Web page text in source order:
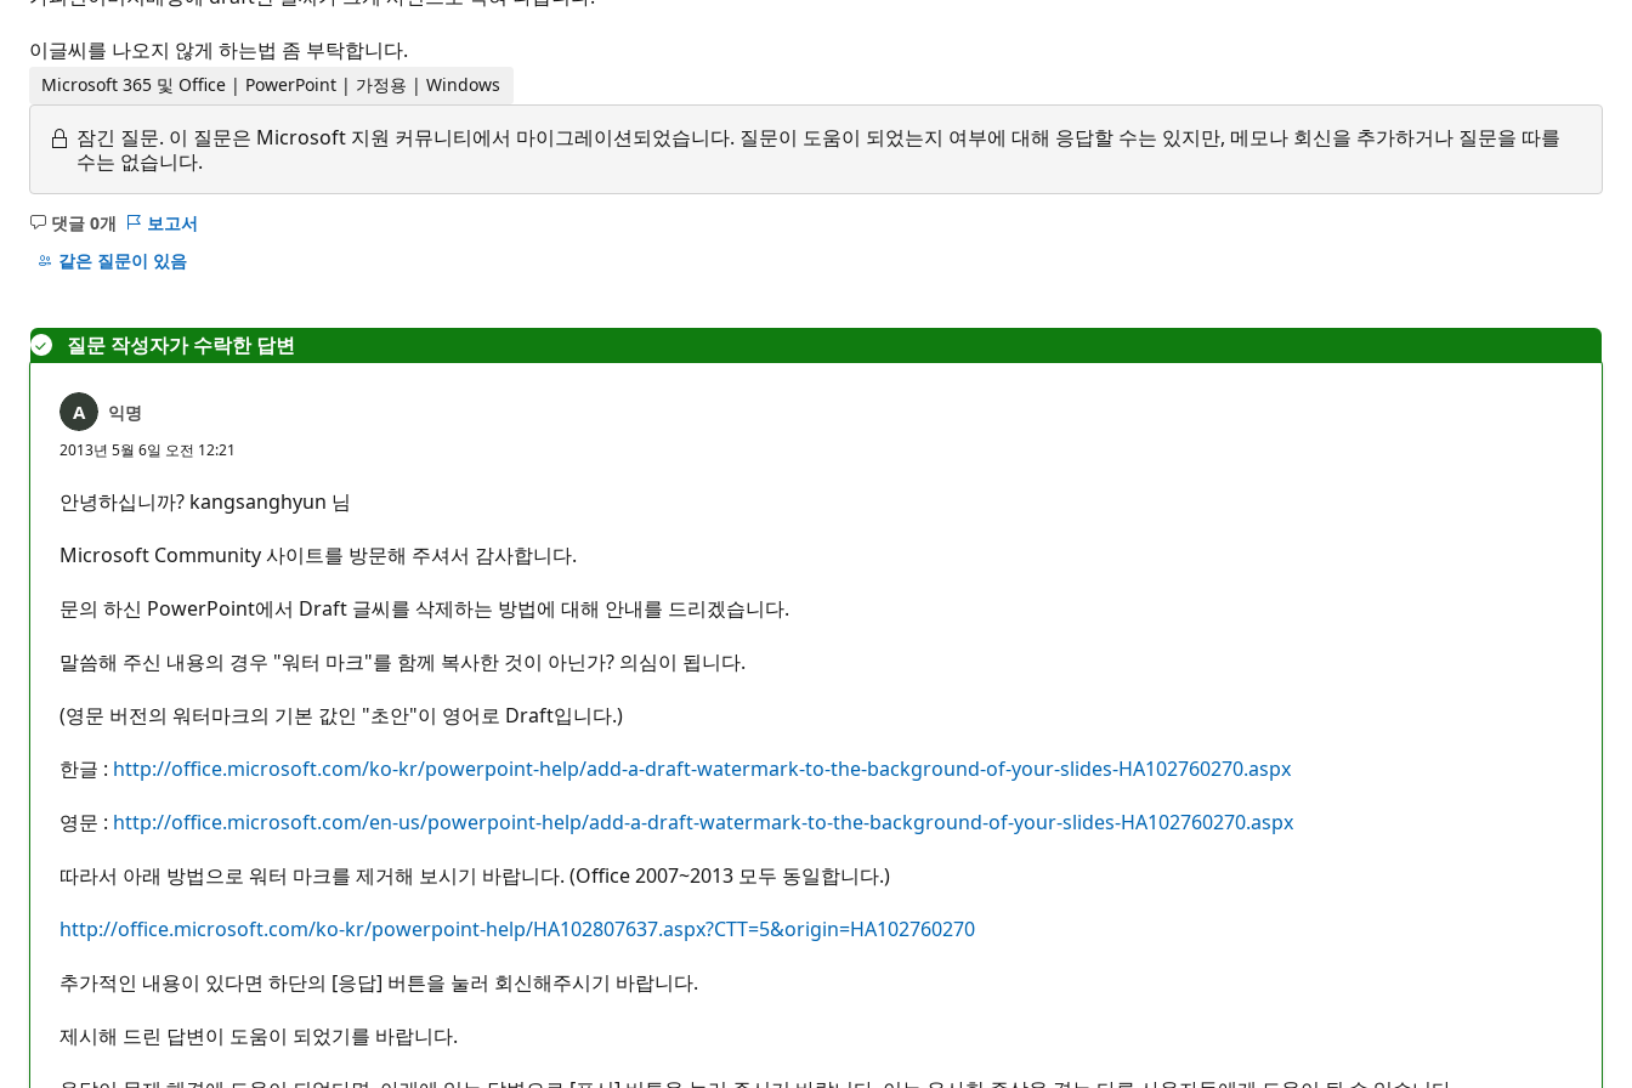
이글씨를 나오지 않게 하는법 좀 부탁합니다.
Microsoft 365 및 Office | PowerPoint | 가정용 | Windows
잠긴 질문. 이 질문은 Microsoft 지원 커뮤니티에서 마이그레이션되었습니다. 질문이 도움이 되었는지 여부에 대해 응답할 수는 있지만, 메모나 회신을 추가하거나 질문을 따를
수는 없습니다.
댓글 0개
설
명
보고서
같은 질문이 있음
질문 작성자가 수락한 답변
익명
2013년 5월 6일 오전 12:21
안녕하십니까? kangsanghyun 님
Microsoft Community 사이트를 방문해 주셔서 감사합니다.
문의 하신 PowerPoint에서 Draft 글씨를 삭제하는 방법에 대해 안내를 드리겠습니다.
말씀해 주신 내용의 경우 "워터 마크"를 함께 복사한 것이 아닌가? 의심이 됩니다.
(영문 버전의 워터마크의 기본 값인 "초안"이 영어로 Draft입니다.)
한글 : http://office.microsoft.com/ko-kr/powerpoint-help/add-a-draft-watermark-to-the-background-of-your-slides-HA102760270.aspx
영문 : http://office.microsoft.com/en-us/powerpoint-help/add-a-draft-watermark-to-the-background-of-your-slides-HA102760270.aspx
따라서 아래 방법으로 워터 마크를 제거해 보시기 바랍니다. (Office 2007~2013 모두 동일합니다.)
http://office.microsoft.com/ko-kr/powerpoint-help/HA102807637.aspx?CTT=5&origin=HA102760270
추가적인 내용이 있다면 하단의 [응답] 버튼을 눌러 회신해주시기 바랍니다.
제시해 드린 답변이 도움이 되었기를 바랍니다.